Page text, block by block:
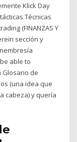
Klick Day
(FINANZAS Y
sección y
able to
Glosario de
(una idea que
cabeza) y quería